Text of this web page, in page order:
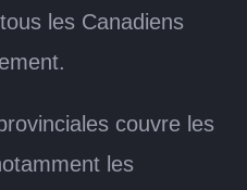
les Canadiens
couvre les
les